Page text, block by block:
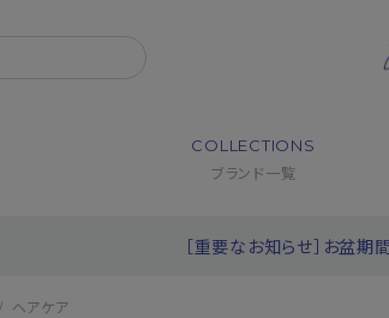
COLLECTIONS
ブランド一覧
［重要なお知らせ］お盆
ヘアケア